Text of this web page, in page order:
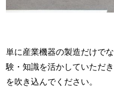
単に産業機器の製造だけで
験・知識を活かしていただ
を吹き込んでください。